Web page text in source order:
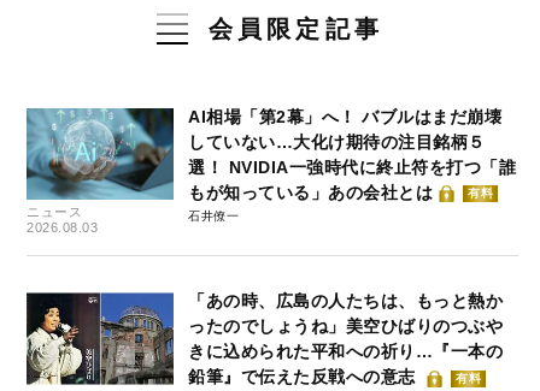
会員限定記事
ニュース
2026.08.03
AI相場「第2幕」へ！ バブルはまだ崩壊
していない…大化け期待の注目銘柄５
選！ NVIDIA一強時代に終止符を打つ「誰
もが知っている」あの会社とは
有料
石井僚一
「あの時、広島の人たちは、もっと熱か
ったのでしょうね」美空ひばりのつぶや
きに込められた平和への祈り…『一本の
鉛筆』で伝えた反戦への意志
有料